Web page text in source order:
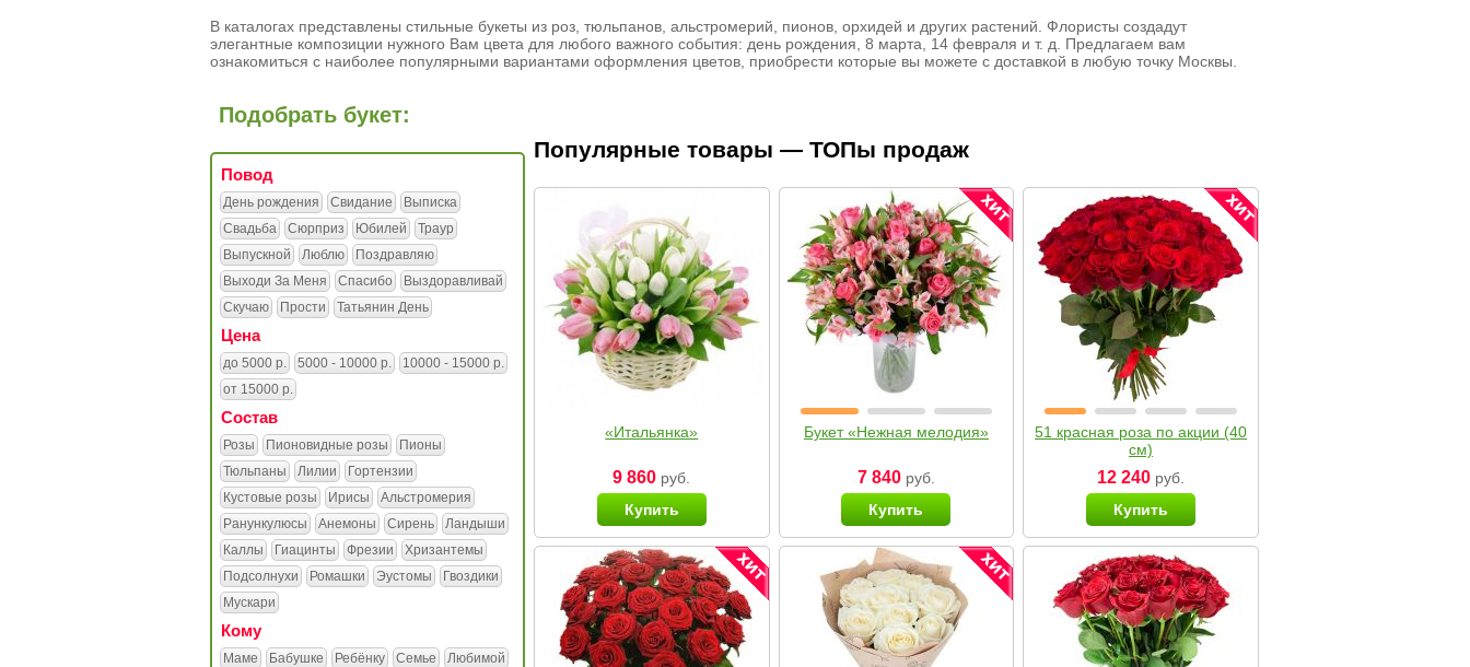
В каталогах представлены стильные букеты из роз, тюльпанов, альстромерий, пионов, орхидей и других растений. Флористы создадут
элегантные композиции нужного Вам цвета для любого важного события: день рождения, 8 марта, 14 февраля и т. д. Предлагаем вам
ознакомиться с наиболее популярными вариантами оформления цветов, приобрести которые вы можете с доставкой в любую точку Москвы.
Подобрать букет:
Повод
День рождения Свидание
Выписка
Свадьба
Сюрприз Юбилей
Траур
Выпускной
Люблю
Поздравляю
Выходи За Меня
Спасибо
Выздоравливай
Скучаю
Прости Татьянин День
Цена
до 5000 р. 5000 - 10000 р.
10000 - 15000 р.
от 15000 р.
Состав
Розы Пионовидные розы
Пионы
Тюльпаны
Лилии
Гортензии
Кустовые розы
Ирисы
Альстромерия
Ранункулюсы
Анемоны Сирень
Ландыши
Каллы
Гиацинты Фрезии
Хризантемы
Подсолнухи
Ромашки Эустомы
Гвоздики
Мускари
Кому
Маме Бабушке Ребёнку Семье
Любимой
Популярные товары — ТОПы продаж
«Итальянка»
9 860 руб.
Купить
Букет «Нежная мелодия»
7 840руб.
Купить
51 красная роза по акции (40
см)
12 240 руб.
Купить